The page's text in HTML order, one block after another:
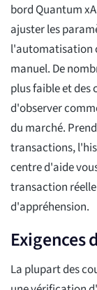
bord Quantum
ajuster les
l'automatisation
manuel. De
plus faible et des
d'observer
du marché.
transactions,
centre d'aide
transaction
d'appréhension.
Exigences
La plupart des